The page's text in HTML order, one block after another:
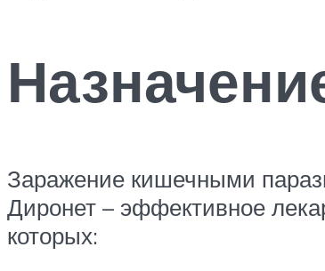
Заражение кишечными
Диронет – эффективное
которых: